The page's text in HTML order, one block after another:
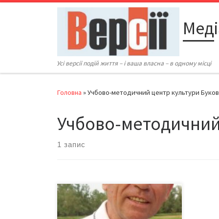
Перейти до вмісту
Усі версії подій життя – і ваша власна – в одному місці
Головна »Учбово-методичний центр культури
Учбово-
1 запис
На перший погляд, надзвичайно
цікавий, багатющий на знання,
захоплення і досвід директор